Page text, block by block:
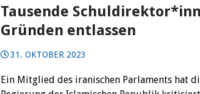
Tausende
Gründen entlassen
31. OKTOBER 2023
Ein Mitglied des iranischen Parlaments hat